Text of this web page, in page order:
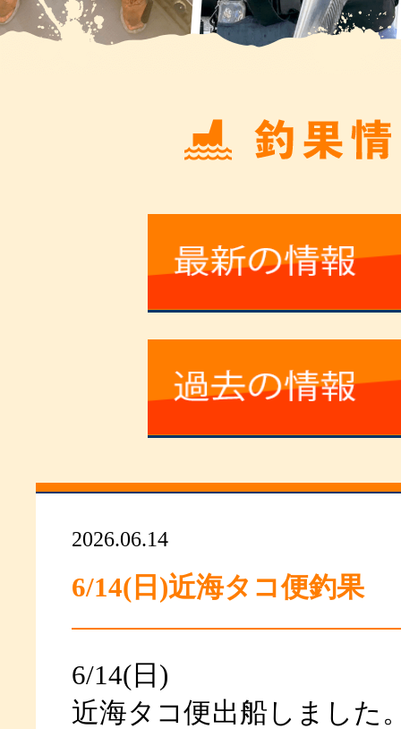
2026.06.14
6/14(日)近海タコ便釣果
6/14(日)
近海タコ便出船しました